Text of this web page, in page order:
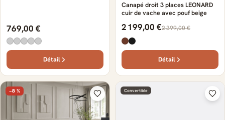
769,00 €
Détail
Canapé droit 3 places LEONARD
cuir de vache avec pouf beige
2 199,00 €2 399,00 €
Détail
−8 % Convertible